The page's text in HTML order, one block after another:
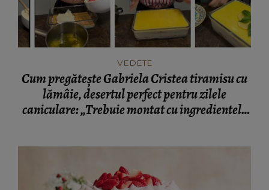
VEDETE
Cum pregătește Gabriela Cristea tiramisu cu
lămâie, desertul perfect pentru zilele
caniculare: „Trebuie montat cu ingredientele